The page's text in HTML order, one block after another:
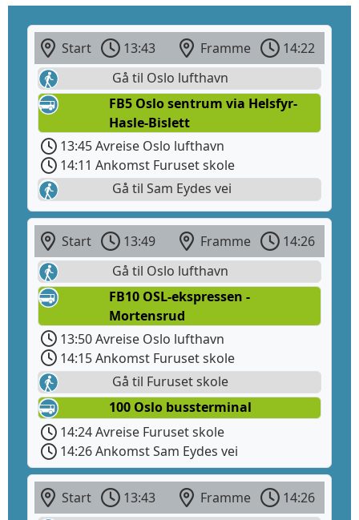
Start 13:43 Framme
14:22
Gå til Oslo lufthavn
FB5 Oslo sentrum via Helsfyr-
Hasle-Bislett
13:45 Avreise Oslo lufthavn
14:11 Ankomst Furuset skole
Gå til Sam Eydes vei
Start 13:49 Framme
14:26
Gå til Oslo lufthavn
FB10 OSL-ekspressen -
Mortensrud
13:50 Avreise Oslo lufthavn
14:15 Ankomst Furuset skole
Gå til Furuset skole
100 Oslo bussterminal
14:24 Avreise Furuset skole
14:26 Ankomst Sam Eydes vei
Start 13:43 Framme
14:26